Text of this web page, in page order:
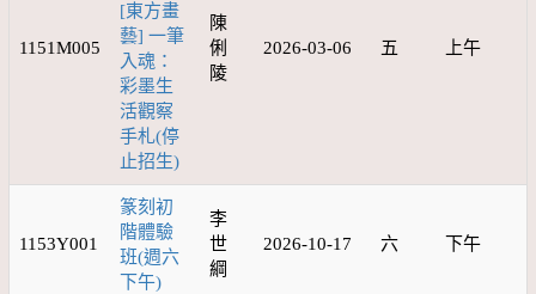
1151M005
[東方畫
藝] 一筆
入魂：
彩墨生
活觀察
手札(停
止招生)
陳
俐
陵
2026-03-06 五 上午
1153Y001
篆刻初
階體驗
班(週六
下午)
李
世
綱
2026-10-17 六 下午